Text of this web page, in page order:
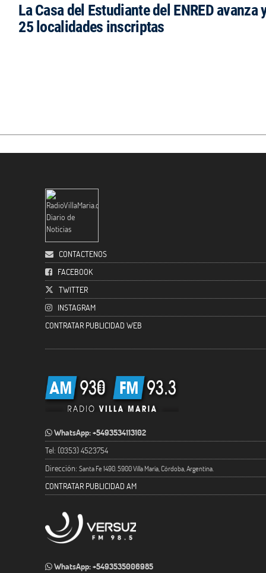
La Casa del Estudiante del ENRED avanza
25 localidades inscriptas
CONTACTENOS
FACEBOOK
TWITTER
INSTAGRAM
CONTRATAR PUBLICIDAD WEB
WhatsApp: +5493534113102
Tel: (0353) 4523754
Dirección: Santa Fe 1490. 5900 Villa María, Córdoba, Argentina.
CONTRATAR PUBLICIDAD AM
WhatsApp: +5493535006985